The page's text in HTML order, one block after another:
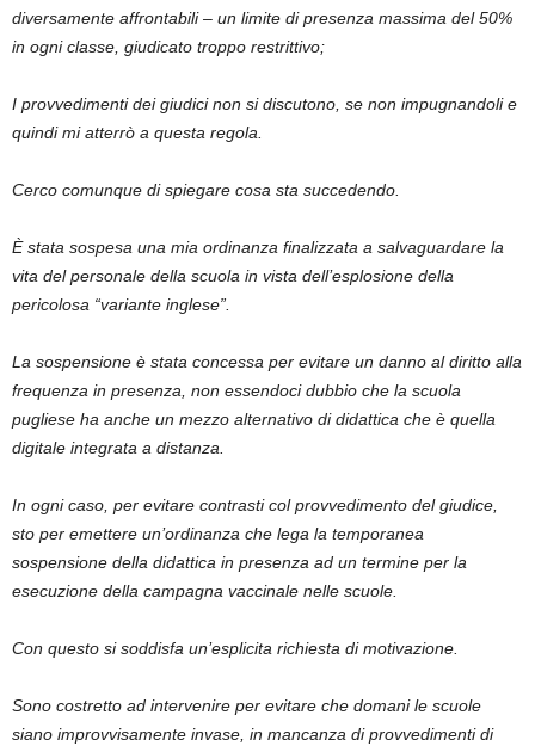
diversamente affrontabili – un limite di presenza massima del 50%
in ogni classe, giudicato troppo restrittivo;
I provvedimenti dei giudici non si discutono, se non impugnandoli e
quindi mi atterrò a questa regola.
Cerco comunque di spiegare cosa sta succedendo.
È stata sospesa una mia ordinanza finalizzata a salvaguardare la
vita del personale della scuola in vista dell’esplosione della
pericolosa “variante inglese”.
La sospensione è stata concessa per evitare un danno al diritto alla
frequenza in presenza, non essendoci dubbio che la scuola
pugliese ha anche un mezzo alternativo di didattica che è quella
digitale integrata a distanza.
In ogni caso, per evitare contrasti col provvedimento del giudice,
sto per emettere un’ordinanza che lega la temporanea
sospensione della didattica in presenza ad un termine per la
esecuzione della campagna vaccinale nelle scuole.
Con questo si soddisfa un’esplicita richiesta di motivazione.
Sono costretto ad intervenire per evitare che domani le scuole
siano improvvisamente invase, in mancanza di provvedimenti di